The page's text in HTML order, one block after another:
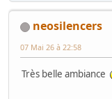
neosilencers
07 Mai 26 à 22:58
Très belle ambiance